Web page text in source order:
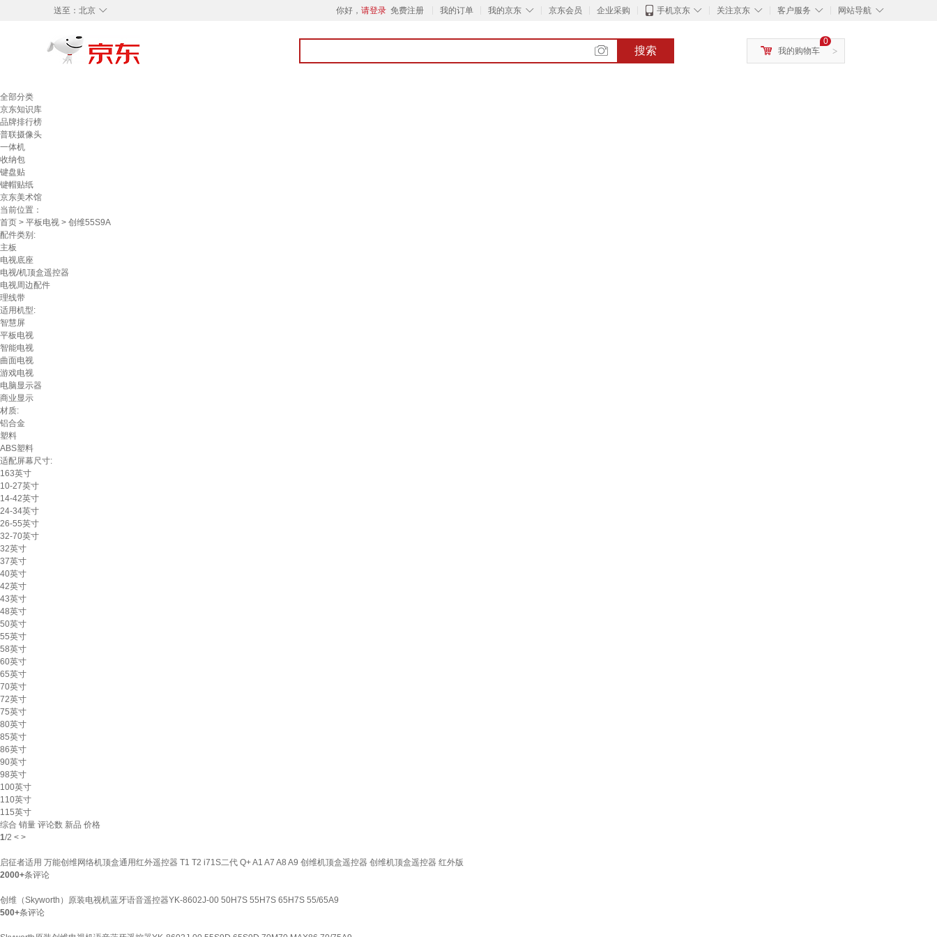
◇
送至： 北京 你好， 请登录 免费注册 我的订单 ◇
我的京东 京东会员 企业采购 ◇
手机京东 ◇
关注京东 ◇
客户服务 ◇
网站导航
搜索 >
0
我的购物车
全部分类
京东知识库
品牌排行榜
普联摄像头
一体机
收纳包
键盘贴
键帽贴纸
京东美术馆
当前位置：
首页 > 平板电视 > 创维55S9A
配件类别:
主板
电视底座
电视/机顶盒遥控器
电视周边配件
理线带
适用机型:
智慧屏
平板电视
智能电视
曲面电视
游戏电视
电脑显示器
商业显示
材质:
铝合金
塑料
ABS塑料
适配屏幕尺寸:
163英寸
10-27英寸
14-42英寸
24-34英寸
26-55英寸
32-70英寸
32英寸
37英寸
40英寸
42英寸
43英寸
48英寸
50英寸
55英寸
58英寸
60英寸
65英寸
70英寸
72英寸
75英寸
80英寸
85英寸
86英寸
90英寸
98英寸
100英寸
110英寸
115英寸
综合 销量 评论数 新品 价格
1/2 < >
启征者适用 万能创维网络机顶盒通用红外遥控器 T1 T2 i71S二代 Q+ A1 A7 A8 A9 创维机顶盒遥控器 创维机顶盒遥控器 红外版
2000+条评论
创维（Skyworth）原装电视机蓝牙语音遥控器YK-8602J-00 50H7S 55H7S 65H7S 55/65A9
500+条评论